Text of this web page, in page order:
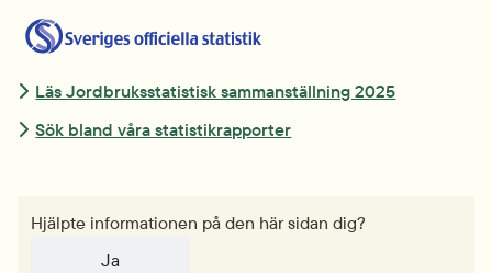
Läs Jordbruksstatistisk sammanställning 2025
Sök bland våra statistikrapporter
Hjälpte informationen på den här sidan dig?
Ja